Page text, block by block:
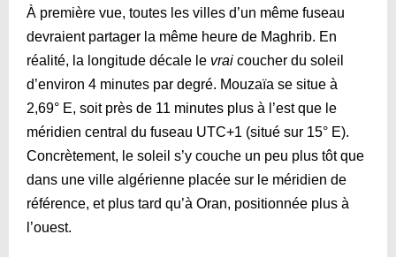
À première vue, toutes les villes d’un même fuseau
devraient partager la même heure de Maghrib. En
réalité, la longitude décale le vrai coucher du soleil
d’environ 4 minutes par degré. Mouzaïa se situe à
2,69° E, soit près de 11 minutes plus à l’est que le
méridien central du fuseau UTC+1 (situé sur 15° E).
Concrètement, le soleil s’y couche un peu plus tôt que
dans une ville algérienne placée sur le méridien de
référence, et plus tard qu’à Oran, positionnée plus à
l’ouest.